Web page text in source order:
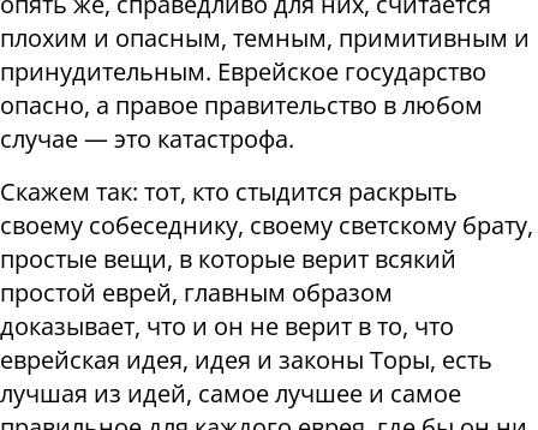
плохим и опасным, темным, примитивным и
принудительным. Еврейское государство
опасно, а правое правительство в любом
случае — это катастрофа.
Скажем так: тот, кто стыдится раскрыть
своему собеседнику, своему светскому брату,
простые вещи, в которые верит всякий
простой еврей, главным образом
доказывает, что и он не верит в то, что
еврейская идея, идея и законы Торы, есть
лучшая из идей, самое лучшее и самое